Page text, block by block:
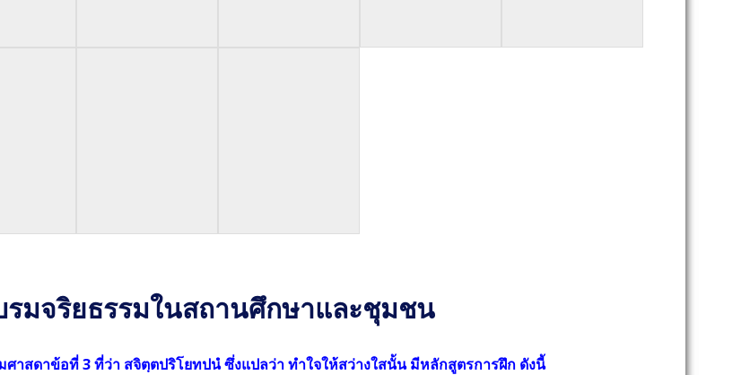
รมจริยธรรมในสถานศึกษาและชุมชน
าสดาข้อที่ 3 ที่ว่า สจิตฺตปริโยทปนํ ซึ่งแปลว่า ทำใจให้สว่างใสนั้น มีหลักสูตรการฝึก ดังนี้